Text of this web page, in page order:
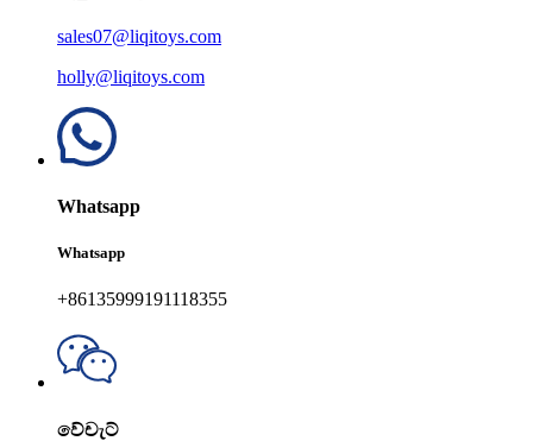
sales07@liqitoys.com
holly@liqitoys.com
Whatsapp
Whatsapp
+86135999191118355
වේචැට්